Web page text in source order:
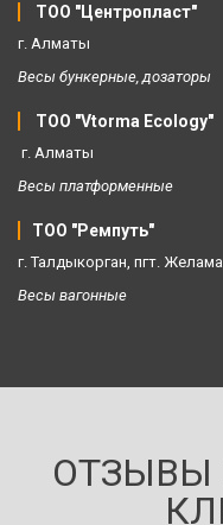
ТОО "Центропласт"
г. Алматы
Весы бункерные, дозаторы
ТОО "Vtorma Ecology"
г. Алматы
Весы платформенные
ТОО "Ремпуть"
г. Талдыкорган, пгт.
Весы вагонные
ОТЗЫВЫ